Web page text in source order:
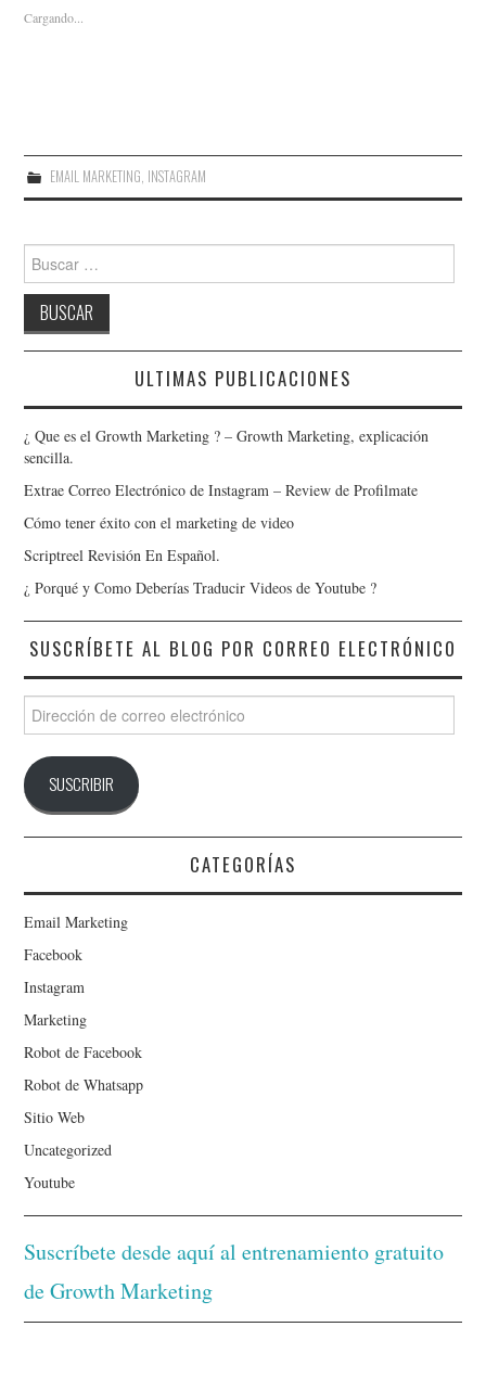
Cargando...
EMAIL MARKETING INSTAGRAM
ULTIMAS PUBLICACIONES
¿ Que es el Growth Marketing ? – Growth Marketing, explicación
sencilla.
Extrae Correo Electrónico de Instagram – Review de Profilmate
Cómo tener éxito con el marketing de video
Scriptreel Revisión En Español.
¿ Porqué y Como Deberías Traducir Videos de Youtube ?
SUSCRÍBETE AL BLOG POR CORREO ELECTRÓNICO
de
electrónico
SUSCRIBIR
CATEGORÍAS
Email Marketing
Facebook
Instagram
Marketing
Robot de Facebook
Robot de Whatsapp
Sitio Web
Uncategorized
Youtube
Suscríbete desde aquí al entrenamiento gratuito
de Growth Marketing